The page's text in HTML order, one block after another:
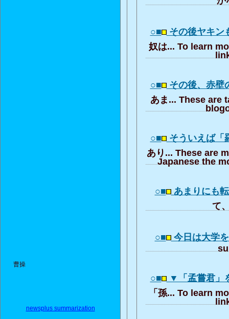
曹操
newsplus summarization
○■ その後ヤキ
奴は... To learn
○■ その後、赤
あま... These are
○■ そういえば
あり... These are
Japanese the
○■ あまりにも
て
○■ 今日は大学
○■ ▼「孟嘗君」
「孫... To learn